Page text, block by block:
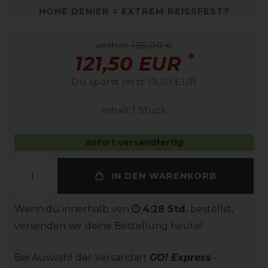
HOHE DENIER = EXTREM REISSFEST?
vorher 135,00 €
121,50 EUR *
Du sparst jetzt 13,50 EUR
Inhalt 1 Stück
sofort versandfertig
IN DEN WARENKORB
Wenn du innerhalb von 4:28 Std. bestellst,
versenden wir deine Bestellung heute!
Bei Auswahl der Versandart GO! Express -